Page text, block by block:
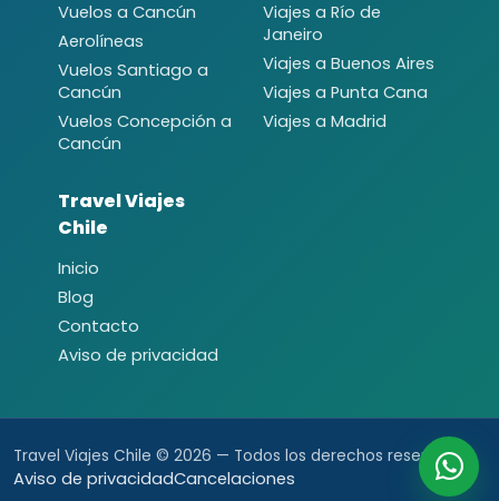
Vuelos a Cancún
Aerolíneas
Vuelos Santiago a
Cancún
Vuelos Concepción a
Cancún
Viajes a Río de
Janeiro
Viajes a Buenos Aires
Viajes a Punta Cana
Viajes a Madrid
Travel Viajes
Chile
Inicio
Blog
Contacto
Aviso de privacidad
Travel Viajes Chile © 2026 — Todos los derechos reservados.
Aviso de privacidadCancelaciones